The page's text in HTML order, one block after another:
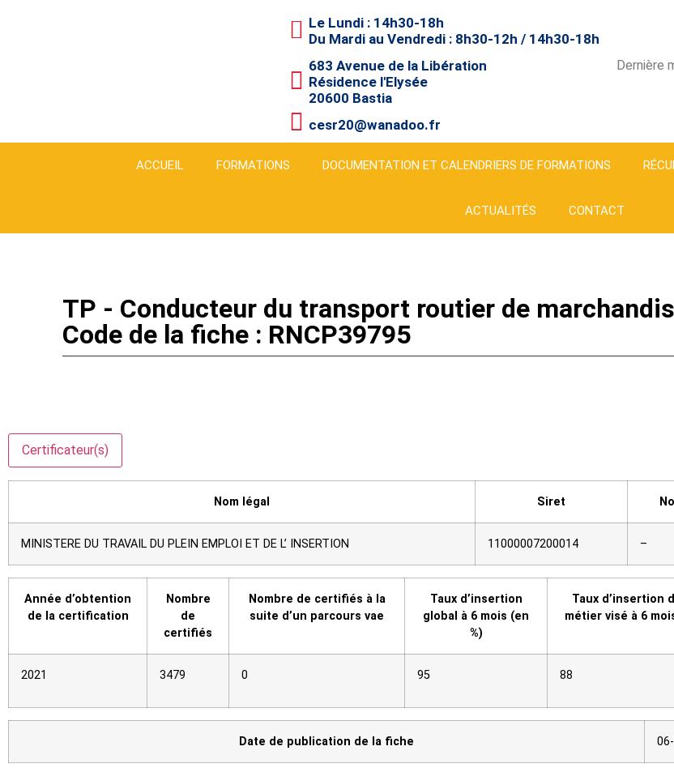
Le Lundi : 14h30-18h
Du Mardi au Vendredi : 8h30-12h / 14h30-18h
683 Avenue de la Libération
Résidence l'Elysée
20600 Bastia
cesr20@wanadoo.fr
Dernière
ACCUEIL FORMATIONS DOCUMENTATION ET CALENDRIERS DE FORMATIONS
ACTUALITÉS CONTACT
TP - Conducteur du transport routier de
Code de la fiche : RNCP39795
Certificateur(s)
Nom légal Siret
MINISTERE DU TRAVAIL DU PLEIN EMPLOI ET DE L’ INSERTION 11000007200014 –
Année d’obtention
de la certification
Nombre
de
certifiés
Nombre de certifiés à la
suite d’un parcours vae
Taux d’insertion
global à 6 mois (en
%)
Taux d’insertion
métier visé à 6
2021 3479 0 95 88
Date de publication de la fiche